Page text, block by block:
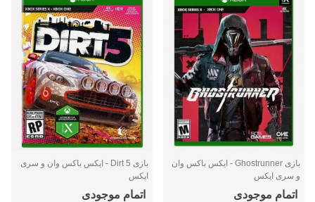
بازی Ghostrunner - ایکس باکس وان
و سری ایکس
اتمام موجودی
بازی Dirt 5 - ایکس باکس وان و سری
ایکس
اتمام موجودی